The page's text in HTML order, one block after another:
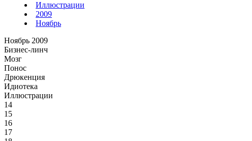
Иллюстрации
2009
Ноябрь
Ноябрь 2009
Бизнес-линч
Мозг
Понос
Дрюкенция
Идиотека
Иллюстрации
14
15
16
17